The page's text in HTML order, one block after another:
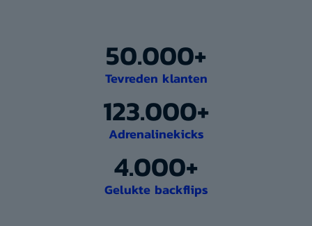
50.000+
Tevreden klanten
123.000+
Adrenalinekicks
4.000+
Gelukte backflips